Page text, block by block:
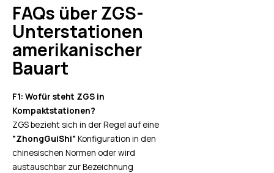
FAQs über ZGS-
Unterstationen
amerikanischer
Bauart
F1: Wofür steht ZGS in
Kompaktstationen?
ZGS bezieht sich in der Regel auf eine
"ZhongGuiShi" Konfiguration in den
chinesischen Normen oder wird
austauschbar zur Bezeichnung